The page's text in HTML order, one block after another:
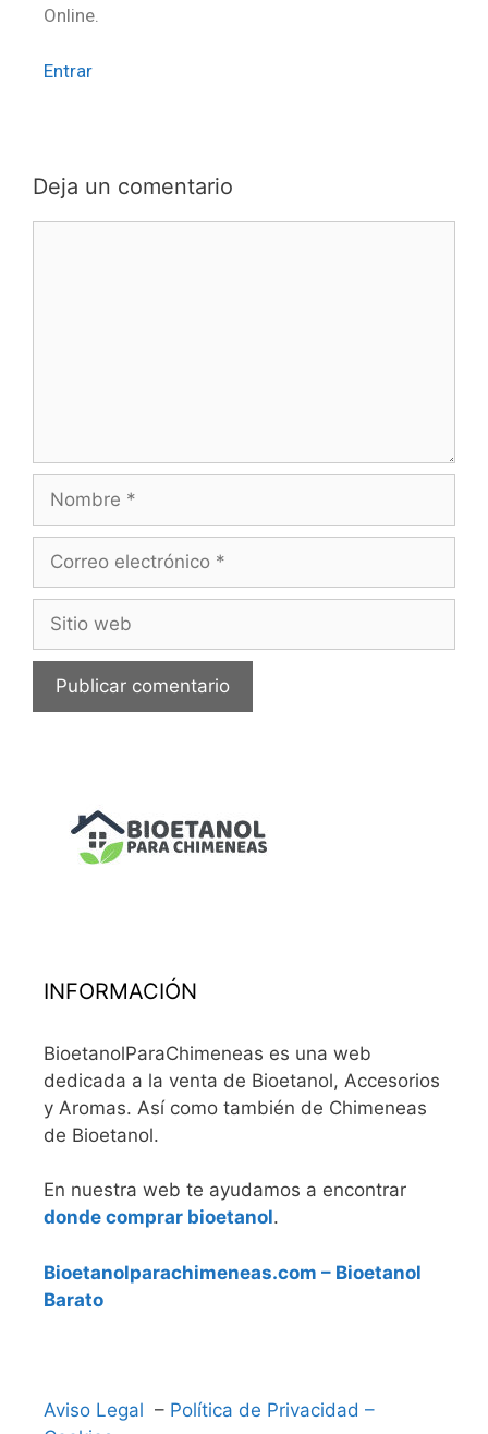
Online.
Entrar
Deja un comentario
INFORMACIÓN
BioetanolParaChimeneas es una web
dedicada a la venta de Bioetanol, Accesorios
y Aromas. Así como también de Chimeneas
de Bioetanol.
En nuestra web te ayudamos a encontrar
donde comprar bioetanol.
Bioetanolparachimeneas.com – Bioetanol
Barato
Aviso Legal – Política de Privacidad –